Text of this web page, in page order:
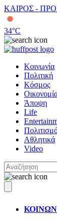
ΚΑΙΡΟΣ -
34°C
Κοινωνία
Πολιτική
Κόσμος
Άποψη
Life
Αθλητικά
Video